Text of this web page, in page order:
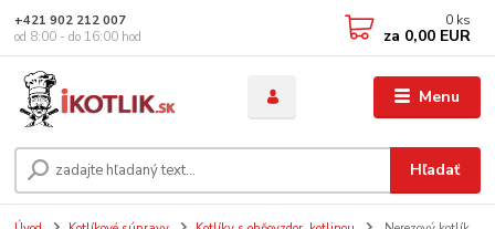
Menu
Hľadať
+421 902 212 007
od 8:00 - do 16:00 hod
0 ks
za 0,00 EUR